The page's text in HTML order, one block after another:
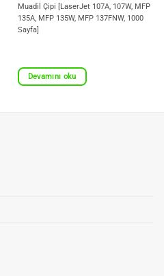
Muadil Çipi [LaserJet 107A, 107W, MFP
135A, MFP 135W, MFP 137FNW, 1000
Sayfa]
Devamını oku